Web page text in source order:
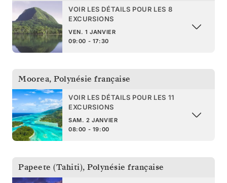
VOIR LES DÉTAILS POUR LES 8
EXCURSIONS
VEN. 1 JANVIER
09:00 - 17:30
Moorea, Polynésie française
VOIR LES DÉTAILS POUR LES 11
EXCURSIONS
SAM. 2 JANVIER
08:00 - 19:00
Papeete (Tahiti), Polynésie française